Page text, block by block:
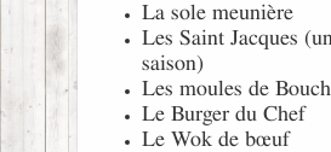
La sole meunière
Les Saint Jacques
saison)
Les moules de
Le Burger du Chef
Le Wok de bœuf